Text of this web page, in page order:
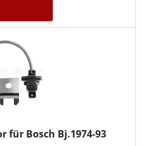
für Bosch Bj.1974-93